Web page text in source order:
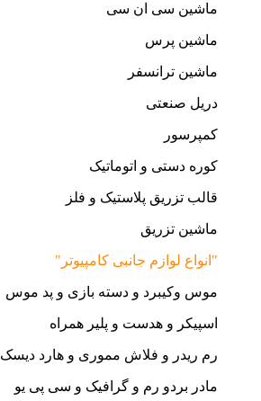
ماشین سی ان سی
ماشین پرس
ماشین ترانسفر
دریل صنعتی
کمپرسور
کوره دستی و اتوماتیک
قالب تزریق پلاستیک و فلز
ماشین تزریق
"انواع لوازم جانبی کامپیوتر"
موس وکیبرد و دسته بازی و پد موس
اسپیکر و هدست و پلیر همراه
رم ریدر و فلاش مموری و هارد دیسک
مادر بردو رم و گرافیک و سی پی یو